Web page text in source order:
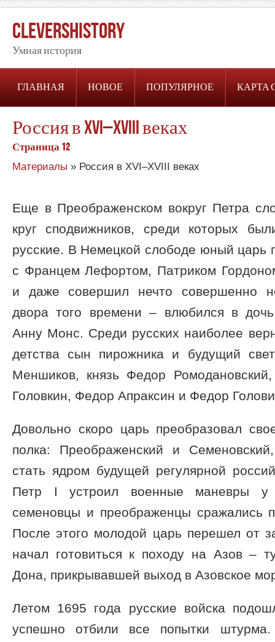
CleversHistory
Умная история
ГЛАВНАЯ НОВОЕ ПОПУЛЯРНОЕ КАРТА
Россия в XVI–XVIII веках
Страница 12
Материалы » Россия в XVI–XVIII веках
Еще в Преображенском вокруг Петра
круг сподвижников, среди которых
русские. В Немецкой слободе юный царь
с Францем Лефортом, Патриком
и даже совершил нечто совершенно
двора того времени – влюбился в дочь
Анну Монс. Среди русских наиболее
детства сын пирожника и будущий
Меншиков, князь Федор
Головкин, Федор Апраксин и Федор
Довольно скоро царь преобразовал
полка: Преображенский и
стать ядром будущей регулярной
Петр I устроил военные маневры у
семеновцы и преображенцы сражались
После этого молодой царь перешел от
начал готовиться к походу на Азов –
Дона, прикрывавшей выход в Азовское
Летом 1695 года русские войска
успешно отбили все попытки